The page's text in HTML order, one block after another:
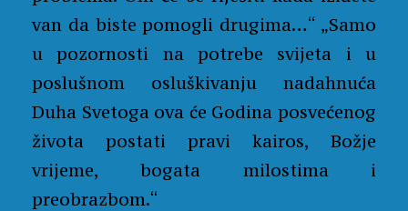
van da biste pomogli drugima…“ „Samo
u pozornosti na potrebe svijeta i u
poslušnom osluškivanju nadahnuća
Duha Svetoga ova će Godina posvećenog
života postati pravi kairos, Božje
vrijeme, bogata milostima i
preobrazbom.“